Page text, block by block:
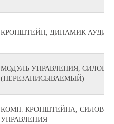
КРОНШТЕЙН, ДИНАМИК
МОДУЛЬ УПРАВЛЕНИЯ,
(ПЕРЕЗАПИСЫВАЕМЫЙ)
КОМП. КРОНШТЕЙНА,
УПРАВЛЕНИЯ